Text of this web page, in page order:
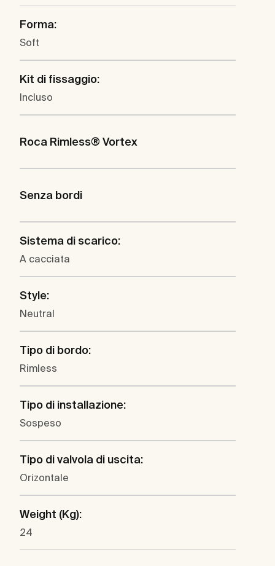
Forma:
Soft
Kit di fissaggio:
Incluso
Roca Rimless® Vortex
Senza bordi
Sistema di scarico:
A cacciata
Style:
Neutral
Tipo di bordo:
Rimless
Tipo di installazione:
Sospeso
Tipo di valvola di uscita:
Orizontale
Weight (Kg):
24